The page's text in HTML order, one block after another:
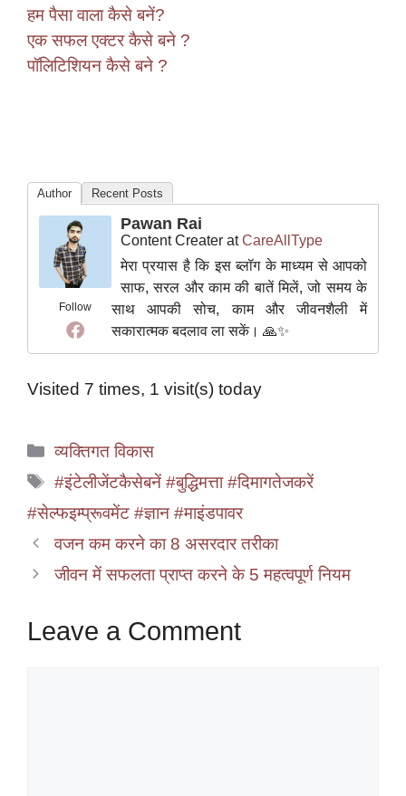
हम पैसा वाला कैसे बनें?
एक सफल एक्टर कैसे बने ?
पॉलिटिशियन कैसे बने ?
Author Recent Posts
Follow
Pawan Rai
Content Creater atCareAllType
मेरा प्रयास है कि इस ब्लॉग के माध्यम से आपको
साफ, सरल और काम की बातें मिलें, जो समय के
साथ आपकी सोच, काम और जीवनशैली में
सकारात्मक बदलाव ला सकें। 🙏✨
Visited 7 times, 1 visit(s) today
Categories
व्यक्तिगत विकास
Tags
#इंटेलीजेंटकैसेबनें #बुद्धिमत्ता #दिमागतेजकरें
#सेल्फइम्प्रूवमेंट #ज्ञान #माइंडपावर
वजन कम करने का 8 असरदार तरीका
जीवन में सफलता प्राप्त करने के 5 महत्वपूर्ण नियम
Leave a Comment